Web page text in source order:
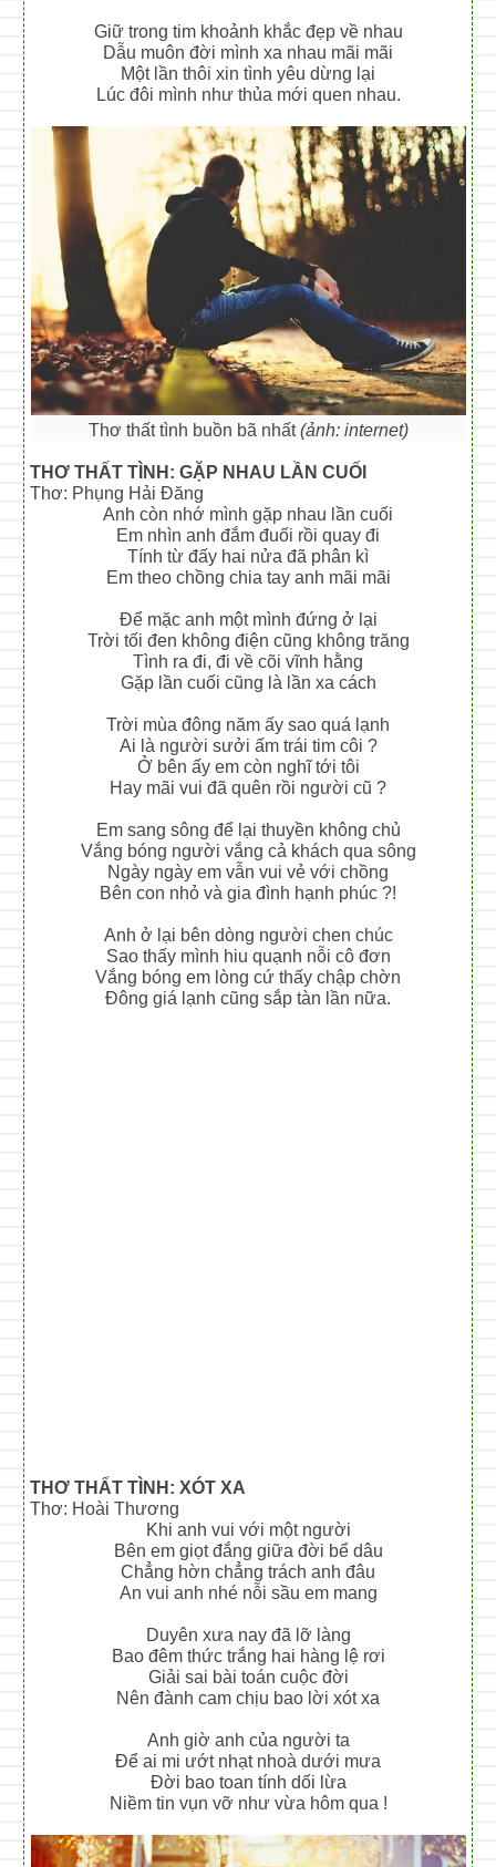
Giữ trong tim khoảnh khắc đẹp về nhau
Dẫu muôn đời mình xa nhau mãi mãi
Một lần thôi xin tình yêu dừng lại
Lúc đôi mình như thủa mới quen nhau.
Thơ thất tình buồn bã nhất(ảnh: internet)
THƠ THẤT TÌNH: GẶP NHAU LẦN CUỐI
Thơ: Phụng Hải Đăng
Anh còn nhớ mình gặp nhau lần cuối
Em nhìn anh đắm đuối rồi quay đi
Tính từ đấy hai nửa đã phân kì
Em theo chồng chia tay anh mãi mãi
Để mặc anh một mình đứng ở lại
Trời tối đen không điện cũng không trăng
Tình ra đi, đi về cõi vĩnh hằng
Gặp lần cuối cũng là lần xa cách
Trời mùa đông năm ấy sao quá lạnh
Ai là người sưởi ấm trái tim côi ?
Ở bên ấy em còn nghĩ tới tôi
Hay mãi vui đã quên rồi người cũ ?
Em sang sông để lại thuyền không chủ
Vắng bóng người vắng cả khách qua sông
Ngày ngày em vẫn vui vẻ với chồng
Bên con nhỏ và gia đình hạnh phúc ?!
Anh ở lại bên dòng người chen chúc
Sao thấy mình hiu quạnh nỗi cô đơn
Vắng bóng em lòng cứ thấy chập chờn
Đông giá lạnh cũng sắp tàn lần nữa.
THƠ THẤT TÌNH: XÓT XA
Thơ: Hoài Thương
Khi anh vui với một người
Bên em giọt đắng giữa đời bể dâu
Chẳng hờn chẳng trách anh đâu
An vui anh nhé nỗi sầu em mang
Duyên xưa nay đã lỡ làng
Bao đêm thức trắng hai hàng lệ rơi
Giải sai bài toán cuộc đời
Nên đành cam chịu bao lời xót xa
Anh giờ anh của người ta
Để ai mi ướt nhạt nhoà dưới mưa
Đời bao toan tính dối lừa
Niềm tin vụn vỡ như vừa hôm qua !